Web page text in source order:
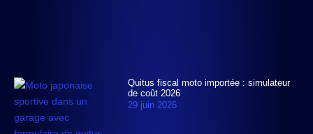
Quitus fiscal moto importée : simulateur
de coût 2026
29 juin 2026